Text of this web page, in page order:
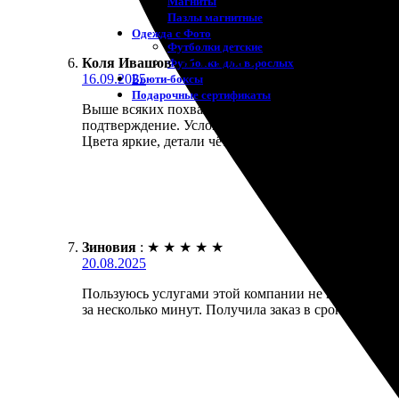
Пазлы магнитные
Одежда с Фото
Футболки детские
Футболки для взрослых
Бьюти-боксы
Подарочные сертификаты
Коля Ивашов : ★ ★ ★ ★ ★
16.09.2025
Выше всяких похвал! Заказал футболки с фото на
подтверждение. Условия доставки оговорены
Цвета яркие, детали чёткие. Определённо
Зиновия : ★ ★ ★ ★ ★
20.08.2025
Пользуюсь услугами этой компании не в первый
за несколько минут. Получила заказ в срок,